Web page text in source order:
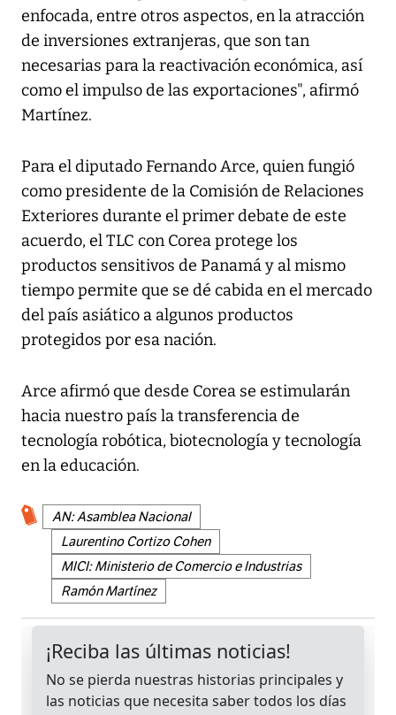
enfocada, entre otros aspectos, en la atracción
de inversiones extranjeras, que son tan
necesarias para la reactivación económica, así
como el impulso de las exportaciones", afirmó
Martínez.
Para el diputado Fernando Arce, quien fungió
como presidente de la Comisión de Relaciones
Exteriores durante el primer debate de este
acuerdo, el TLC con Corea protege los
productos sensitivos de Panamá y al mismo
tiempo permite que se dé cabida en el mercado
del país asiático a algunos productos
protegidos por esa nación.
Arce afirmó que desde Corea se estimularán
hacia nuestro país la transferencia de
tecnología robótica, biotecnología y tecnología
en la educación.
AN: Asamblea Nacional
Laurentino Cortizo Cohen
MICI: Ministerio de Comercio e Industrias
Ramón Martínez